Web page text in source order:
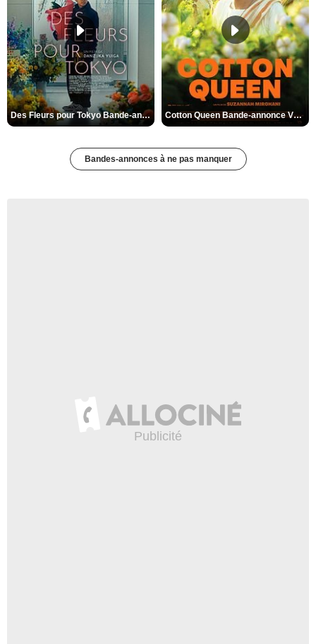
Des Fleurs pour Tokyo Bande-annonce VO STFR Cotton Queen Bande-annonce VO STFR
Bandes-annonces à ne pas manquer